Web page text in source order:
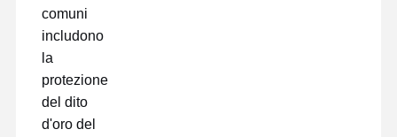
comuni
includono
la
protezione
del dito
d'oro del